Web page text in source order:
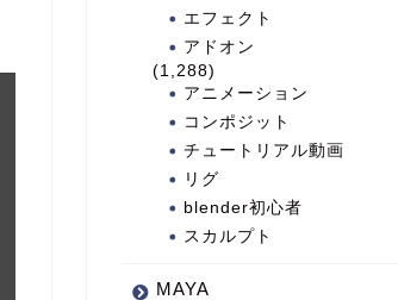
エフェクト
アドオン
(1,288)
アニメーション
コンポジット
チュートリアル動画
リグ
blender初心者
スカルプト
MAYA